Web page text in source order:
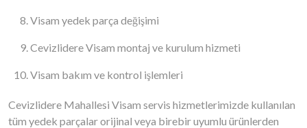
Visam yedek parça değişimi
Cevizlidere Visam montaj ve kurulum hizmeti
Visam bakım ve kontrol işlemleri
Cevizlidere Mahallesi Visam servis hizmetlerimizde kullanılan
tüm yedek parçalar orijinal veya birebir uyumlu ürünlerden